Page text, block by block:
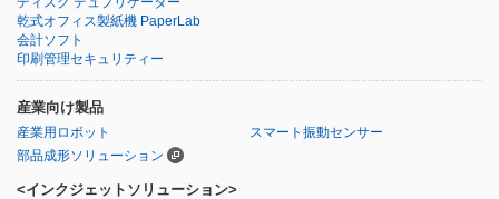
乾式オフィス製紙機 PaperLab
会計ソフト
印刷管理セキュリティー
産業向け製品
産業用ロボット
スマート振動センサー
部品成形ソリューション
<インクジェットソリューション>